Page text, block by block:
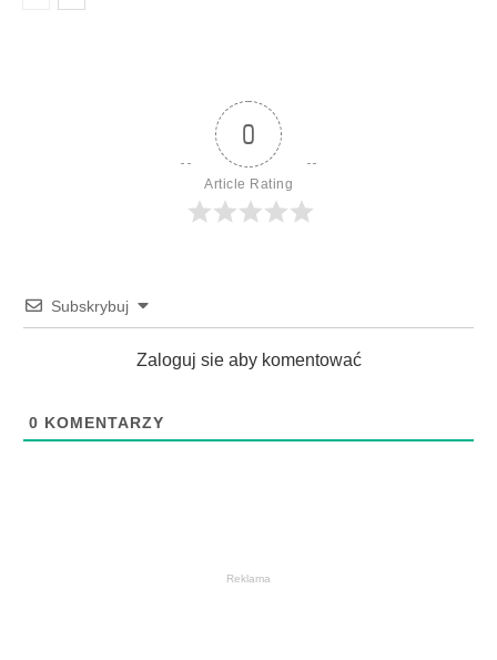
0
Article Rating
Subskrybuj
Zaloguj sie aby komentować
0 KOMENTARZY
Reklama